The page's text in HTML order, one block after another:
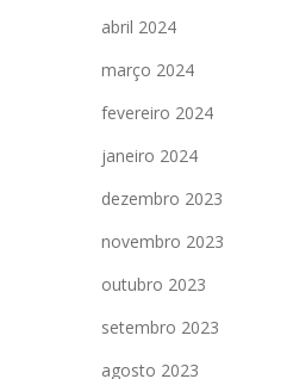
abril 2024
março 2024
fevereiro 2024
janeiro 2024
dezembro 2023
novembro 2023
outubro 2023
setembro 2023
agosto 2023